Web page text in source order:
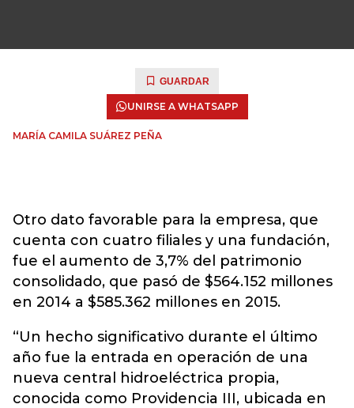
GUARDAR
UNIRSE A WHATSAPP
MARÍA CAMILA SUÁREZ PEÑA
Otro dato favorable para la empresa, que
cuenta con cuatro filiales y una fundación,
fue el aumento de 3,7% del patrimonio
consolidado, que pasó de $564.152 millones
en 2014 a $585.362 millones en 2015.
“Un hecho significativo durante el último
año fue la entrada en operación de una
nueva central hidroeléctrica propia,
conocida como Providencia III, ubicada en